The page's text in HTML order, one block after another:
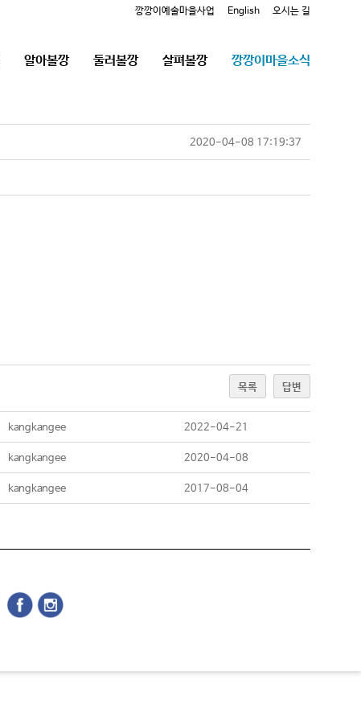
깡깡이예술마을사업 English 오시는 길
알아볼깡 둘러볼깡 살펴볼깡 깡깡이마을소식
2020-04-08 17:19:37
목록 답변
kangkangee 2022-04-21
kangkangee 2020-04-08
kangkangee 2017-08-04